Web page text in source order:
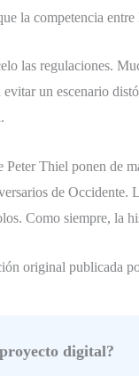
la competencia
las regulaciones.
evitar un escenario
Peter Thiel ponen de
de
Como siempre, la
original publicada
digital?